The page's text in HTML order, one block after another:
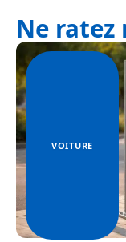
Ne ratez
VOITURE